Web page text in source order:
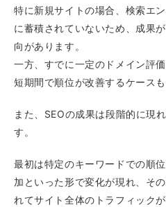
特に新規サイトの場合、検索エ
に蓄積されていないため、成果
向があります。
一方、すでに一定のドメイン評
短期間で順位が改善するケースも
また、SEOの成果は段階的に現
す。
最初は特定のキーワードでの順
加といった形で変化が現れ、そ
れてサイト全体のトラフィック